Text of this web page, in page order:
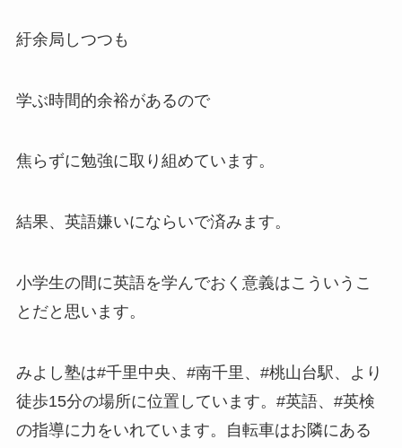
紆余局しつつも
学ぶ時間的余裕があるので
焦らずに勉強に取り組めています。
結果、英語嫌いにならいで済みます。
小学生の間に英語を学んでおく意義はこういうこ
とだと思います。
みよし塾は#千里中央、#南千里、#桃山台駅、より
徒歩15分の場所に位置しています。#英語、#英検
の指導に力をいれています。自転車はお隣にある